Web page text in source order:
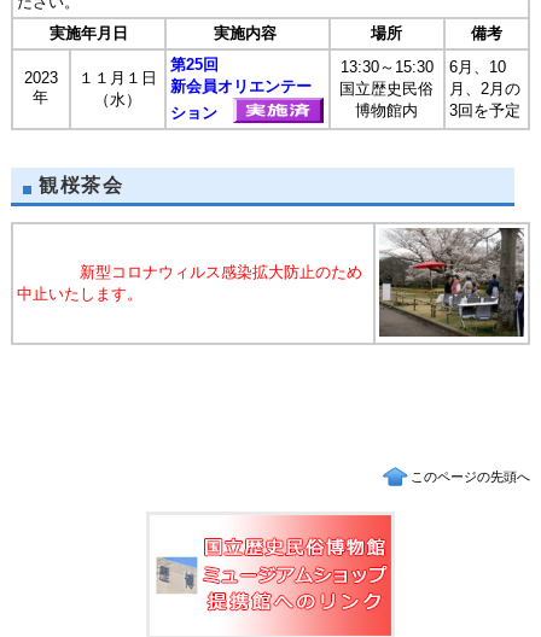
実施年月日
実施内容 場所 備考
2023
年
１１月１日
（水）
第25回
新会員オリエンテー
ション
13:30～15:30
国立歴史民俗
博物館内
6月、10
月、2月の
3回を予定
観桜茶会
新型コロナウィルス感染拡大防止のため
中止いたします。
このページの先頭へ